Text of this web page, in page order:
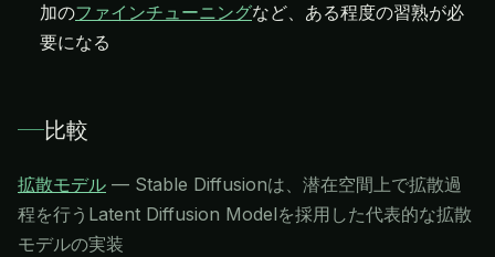
加のファインチューニングなど、ある程度の習熟が必
要になる
比較
拡散モデル — Stable Diffusionは、潜在空間上で拡散過
程を行うLatent Diffusion Modelを採用した代表的な拡散
モデルの実装